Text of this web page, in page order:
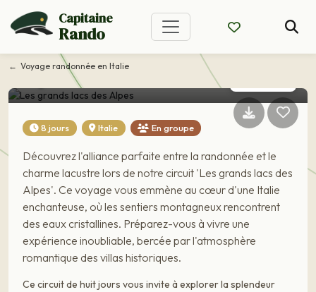
Capitaine
Rando
Voyage randonnée en Italie
Voyage Italie
Les grands lacs des
8 jours Italie En groupe
Découvrez l'alliance parfaite entre la randonnée et le
charme lacustre lors de notre circuit 'Les grands lacs des
Alpes'. Ce voyage vous emmène au cœur d'une Italie
enchanteuse, où les sentiers montagneux rencontrent
des eaux cristallines. Préparez-vous à vivre une
expérience inoubliable, bercée par l'atmosphère
romantique des villas historiques.
Ce circuit de huit jours vous invite à explorer la splendeur